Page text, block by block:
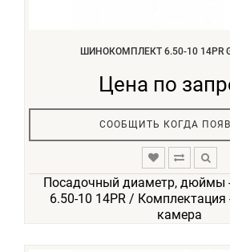
ШИНОКОМПЛЕКТ 6.50-10 14PR
Цена по
СООБЩИТЬ КОГДА
Посадочный диаметр, дюймы
6.50-10 14PR /
камера